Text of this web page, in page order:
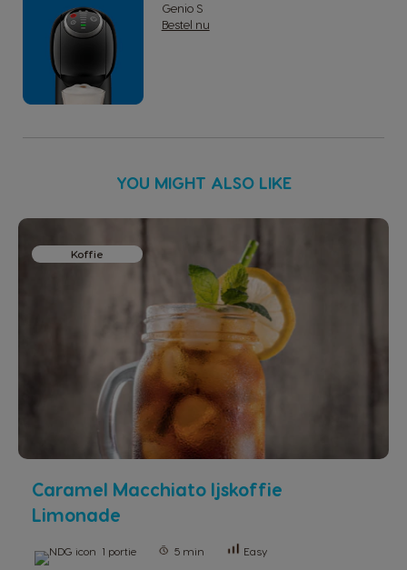
Genio S
Bestel nu
YOU MIGHT ALSO LIKE
Koffie
Caramel Macchiato Ijskoffie
Limonade
1 portie 5 min Easy